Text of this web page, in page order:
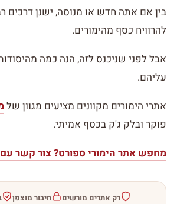
בין אם אתה חדש או מנוסה, ישנן דרכים
להרוויח כסף מהימורים.
אבל לפני שניכנס לזה, הנה כמה
עליהם.
אתרי הימורים מקוונים מציעים מגוון של
פוקר ובלק ג'ק בכסף אמיתי.
מחפש אתר הימורי ספורט? צור קשר עם
רק אתרים מורשים חיבור מוצפן